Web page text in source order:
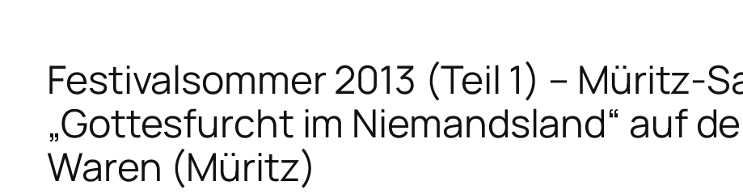
Festivalsommer 2013 (Teil 1) – Müritz-
„Gottesfurcht im Niemandsland“ auf
Waren (Müritz)